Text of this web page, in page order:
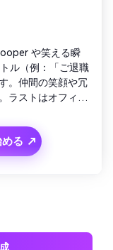
や笑える瞬
ル（例：「ご退職
。仲間の笑顔や冗
ラストはオフィス
ストで締めましょ
める ↗